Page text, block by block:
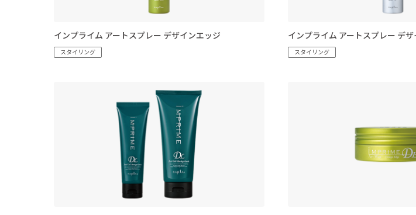
インプライム アートスプレー デザインエッジ
スタイリング
インプライム アートスプレー デ
スタイリング